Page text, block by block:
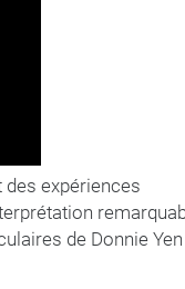
des expériences
de Donnie